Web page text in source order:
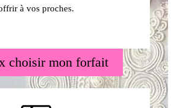
à vos proches.
choisir mon forfait